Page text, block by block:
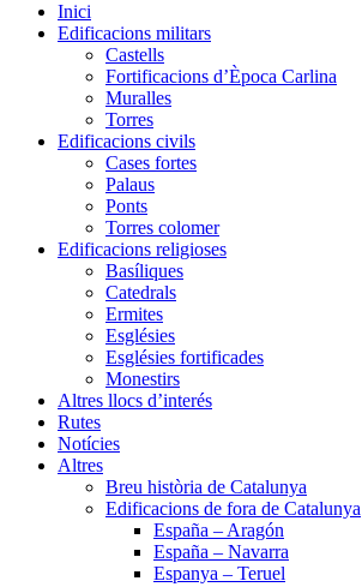
Inici
Edificacions militars
Castells
Fortificacions d’Època Carlina
Muralles
Torres
Edificacions civils
Cases fortes
Palaus
Ponts
Torres colomer
Edificacions religioses
Basíliques
Catedrals
Ermites
Esglésies
Esglésies fortificades
Monestirs
Altres llocs d’interés
Rutes
Notícies
Altres
Breu història de Catalunya
Edificacions de fora de Catalunya
España – Aragón
España – Navarra
Espanya – Teruel